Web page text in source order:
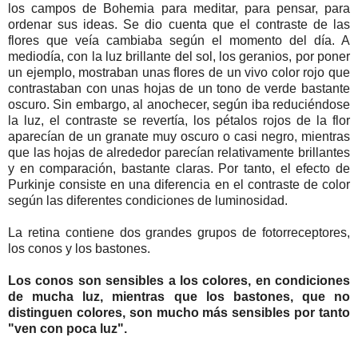
los campos de Bohemia para meditar, para pensar, para
ordenar sus ideas. Se dio cuenta que el contraste de las
flores que veía cambiaba según el momento del día. A
mediodía, con la luz brillante del sol, los geranios, por poner
un ejemplo, mostraban unas flores de un vivo color rojo que
contrastaban con unas hojas de un tono de verde bastante
oscuro. Sin embargo, al anochecer, según iba reduciéndose
la luz, el contraste se revertía, los pétalos rojos de la flor
aparecían de un granate muy oscuro o casi negro, mientras
que las hojas de alrededor parecían relativamente brillantes
y en comparación, bastante claras. Por tanto, el efecto de
Purkinje consiste en una diferencia en el contraste de color
según las diferentes condiciones de luminosidad.
La retina contiene dos grandes grupos de fotorreceptores,
los conos y los bastones.
Los conos son sensibles a los colores, en condiciones
de mucha luz, mientras que losbastones, que no
distinguen colores, son mucho más sensibles por tanto
"ven con poca luz".